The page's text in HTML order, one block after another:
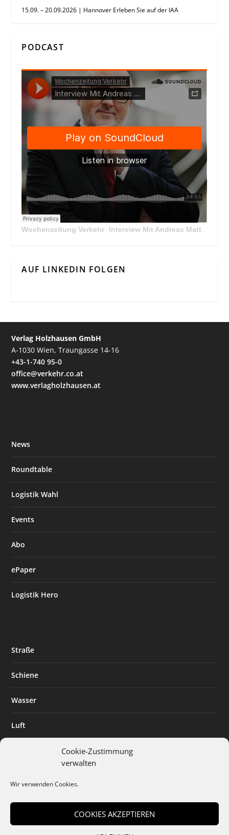
Cookie-Zustimmung
verwalten
Wir verwenden Cookies.
COOKIES AKZEPTIEREN
15.09. – 20.09.2026 | Hannover Erleben Sie auf der IAA
PODCAST
Wochenzeitung Verkehr · Interview Mit Andreas Matthä, CEO der ÖBB Holding
AUF LINKEDIN FOLGEN
Verlag Holzhausen GmbH
A-1030 Wien, Traungasse 14-16
+43-1-740 95-0
office@verkehr.co.at
www.verlagholzhausen.at
News
Roundtable
Logistik Wahl
Events
Abo
ePaper
Logistik Hero
Straße
Schiene
Wasser
Luft
Digitalisierung